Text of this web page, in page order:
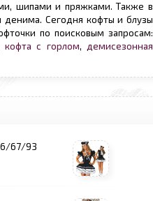
шипами и пряжками. Также в
денима. Сегодня кофты и блузы
по поисковым запросам:
кофта с горлом,
демисезонная
67/93